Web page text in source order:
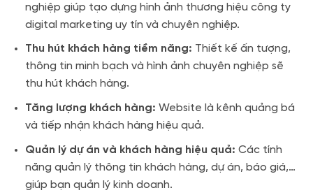
nghiệp giúp tạo dựng hình ảnh thương hiệu công ty
digital marketing uy tín và chuyên nghiệp.
Thu hút khách hàng tiềm năng: Thiết kế ấn tượng,
thông tin minh bạch và hình ảnh chuyên nghiệp sẽ
thu hút khách hàng.
Tăng lượng khách hàng: Website là kênh quảng bá
và tiếp nhận khách hàng hiệu quả.
Quản lý dự án và khách hàng hiệu quả: Các tính
năng quản lý thông tin khách hàng, dự án, báo giá,…
giúp bạn quản lý kinh doanh.